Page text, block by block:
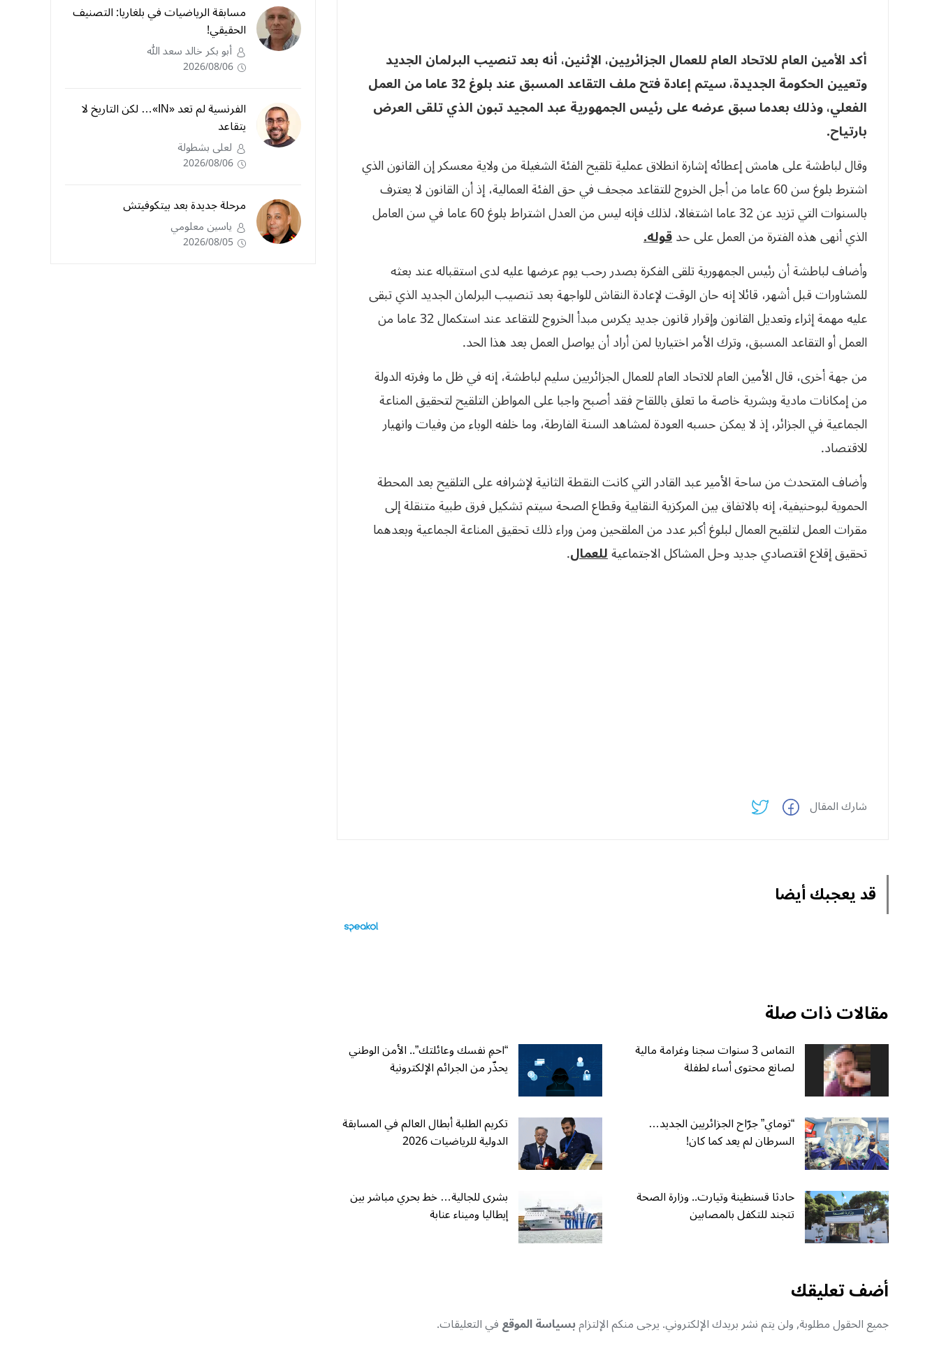
أكد الأمين العام للاتحاد العام للعمال الجزائريين، الإثنين، أنه بعد تنصيب البرلمان الجديد
وتعيين الحكومة الجديدة، سيتم إعادة فتح ملف التقاعد المسبق عند بلوغ 32 عاما من العمل
الفعلي، وذلك بعدما سبق عرضه على رئيس الجمهورية عبد المجيد تبون الذي تلقى العرض
بارتياح.
وقال لباطشة على هامش إعطائه إشارة انطلاق عملية تلقيح الفئة الشغيلة من ولاية معسكر إن القانون الذي
اشترط بلوغ سن 60 عاما من أجل الخروج للتقاعد مجحف في حق الفئة العمالية، إذ أن القانون لا يعترف
بالسنوات التي تزيد عن 32 عاما اشتغالا، لذلك فإنه ليس من العدل اشتراط بلوغ 60 عاما في سن العامل
الذي أنهى هذه الفترة من العمل على حدقوله.
وأضاف لباطشة أن رئيس الجمهورية تلقى الفكرة بصدر رحب يوم عرضها عليه لدى استقباله عند بعثه
للمشاورات قبل أشهر، قائلا إنه حان الوقت لإعادة النقاش للواجهة بعد تنصيب البرلمان الجديد الذي تبقى
عليه مهمة إثراء وتعديل القانون وإقرار قانون جديد يكرس مبدأ الخروج للتقاعد عند استكمال 32 عاما من
العمل أو التقاعد المسبق، وترك الأمر اختياريا لمن أراد أن يواصل العمل بعد هذا الحد.
من جهة أخرى، قال الأمين العام للاتحاد العام للعمال الجزائريين سليم لباطشة، إنه في ظل ما وفرته الدولة
من إمكانات مادية وبشرية خاصة ما تعلق باللقاح فقد أصبح واجبا على المواطن التلقيح لتحقيق المناعة
الجماعية في الجزائر، إذ لا يمكن حسبه العودة لمشاهد السنة الفارطة، وما خلفه الوباء من وفيات وانهيار
للاقتصاد.
وأضاف المتحدث من ساحة الأمير عبد القادر التي كانت النقطة الثانية لإشرافه على التلقيح بعد المحطة
الحموية لبوحنيفية، إنه بالاتفاق بين المركزية النقابية وقطاع الصحة سيتم تشكيل فرق طبية متنقلة إلى
مقرات العمل لتلقيح العمال لبلوغ أكبر عدد من الملقحين ومن وراء ذلك تحقيق المناعة الجماعية وبعدهما
تحقيق إقلاع اقتصادي جديد وحل المشاكل الاجتماعيةللعمال.
شارك المقال
قد يعجبك أيضا
مقالات ذات صلة
التماس 3 سنوات سجنا وغرامة مالية
لصانع محتوى أساء لطفلة
“احمِ نفسك وعائلتك”.. الأمن الوطني
يحذّر من الجرائم الإلكترونية
“توماي” جرّاح الجزائريين الجديد…
السرطان لم يعد كما كان!
تكريم الطلبة أبطال العالم في المسابقة
الدولية للرياضيات 2026
حادثا قسنطينة وتيارت.. وزارة الصحة
تتجند للتكفل بالمصابين
بشرى للجالية… خط بحري مباشر بين
إيطاليا وميناء عنابة
أضف تعليقك
جميع الحقول مطلوبة, ولن يتم نشر بريدك الإلكتروني. يرجى منكم الإلتزامبسياسة الموقعفي التعليقات.
مسابقة الرياضيات في بلغاريا: التصنيف
الحقيقي!
أبو بكر خالد سعد الله
2026/08/06
الفرنسية لم تعد «IN»… لكن التاريخ لا
يتقاعد
لعلى بشطولة
2026/08/06
مرحلة جديدة بعد بيتكوفيتش
ياسين معلومي
2026/08/05